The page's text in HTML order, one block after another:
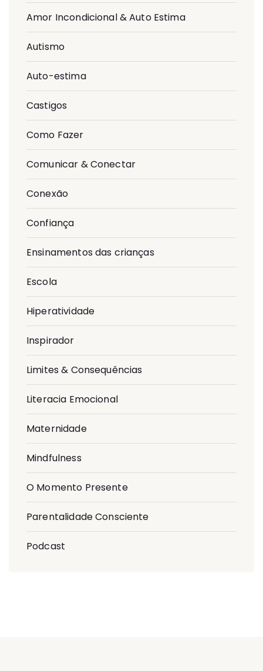
Amor Incondicional & Auto Estima
Autismo
Auto-estima
Castigos
Como Fazer
Comunicar & Conectar
Conexão
Confiança
Ensinamentos das crianças
Escola
Hiperatividade
Inspirador
Limites & Consequências
Literacia Emocional
Maternidade
Mindfulness
O Momento Presente
Parentalidade Consciente
Podcast